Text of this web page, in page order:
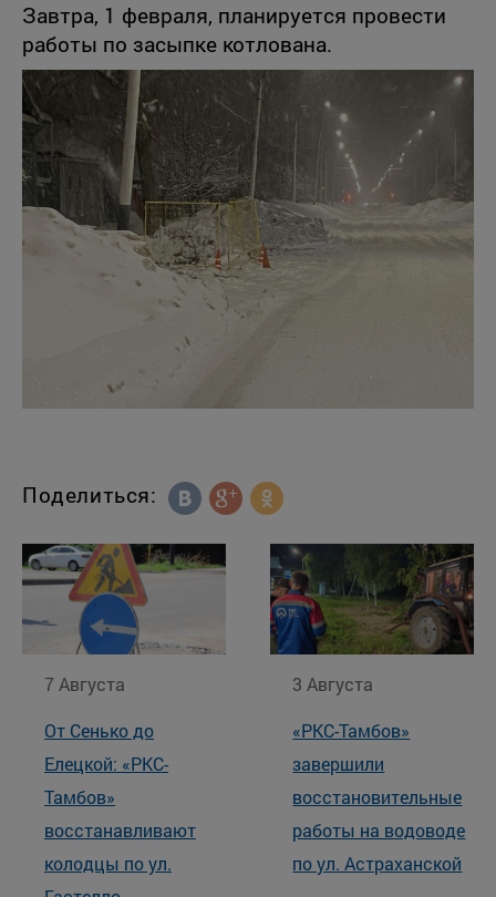
Завтра, 1 февраля, планируется провести
работы по засыпке котлована.
Поделиться:
7 Августа
От Сенько до
Елецкой: «РКС-
Тамбов»
восстанавливают
колодцы по ул.
3 Августа
«РКС-Тамбов»
завершили
восстановительные
работы на водоводе
по ул. Астраханской